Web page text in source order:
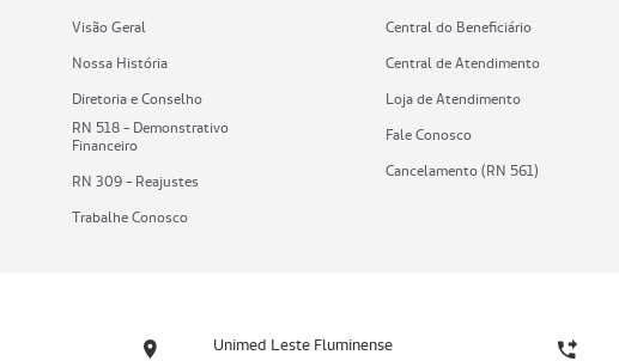
Visão Geral
Nossa História
Diretoria e Conselho
RN 518 - Demonstrativo
Financeiro
RN 309 - Reajustes
Trabalhe Conosco
Central do Beneficiário
Central de Atendimento
Loja de Atendimento
Fale Conosco
Cancelamento (RN 561)
Unimed Leste Fluminense